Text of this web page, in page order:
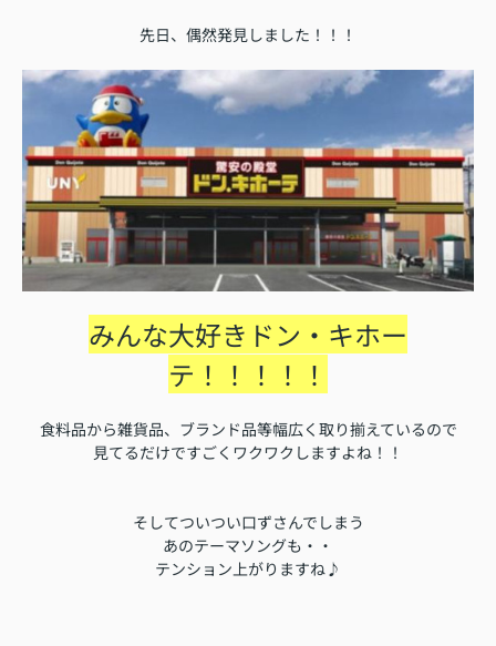
先日、偶然発見しました！！！
みんな大好きドン・キホー
テ！！！！！
食料品から雑貨品、ブランド品等幅広く取り揃えているので
見てるだけですごくワクワクしますよね！！
そしてついつい口ずさんでしまう
あのテーマソングも・・
テンション上がりますね♪